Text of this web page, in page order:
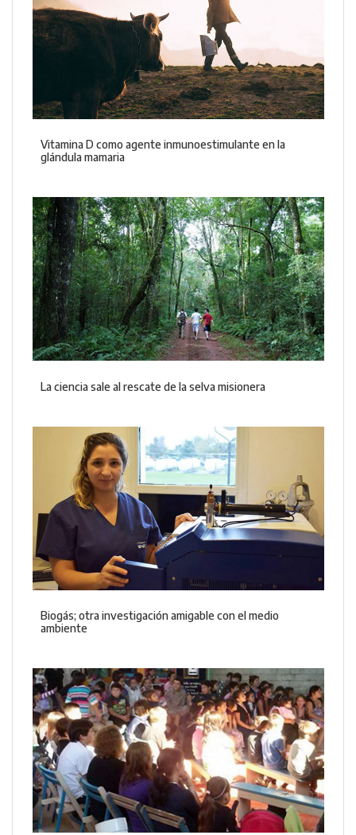
Vitamina D como agente inmunoestimulante en la
glándula mamaria
La ciencia sale al rescate de la selva misionera
Biogás; otra investigación amigable con el medio
ambiente